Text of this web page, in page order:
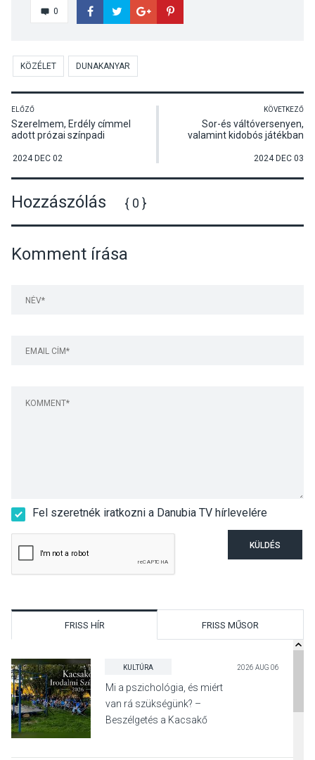
0
KÖZÉLET DUNAKANYAR
ELŐZŐ
Szerelmem, Erdély címmel
adott prózai színpadi
színművész Pócsmegyeren
2024 DEC 02
KÖVETKEZŐ
Sor-és váltóversenyen,
valamint kidobós játékban
régió iskolái Visegrádon
2024 DEC 03
Hozzászólás { 0 }
Komment írása
Fel szeretnék iratkozni a Danubia TV hírlevelére
KÜLDÉS
FRISS HÍR FRISS MŰSOR
KULTÚRA 2026 AUG 06
Mi a pszichológia, és miért
van rá szükségünk? –
Beszélgetés a Kacsakő